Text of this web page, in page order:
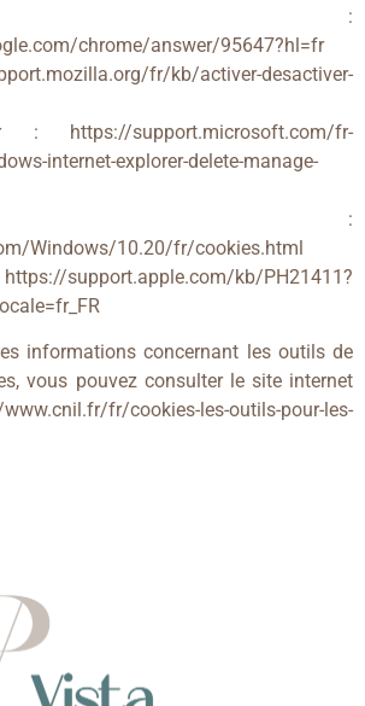
:
chrome/answer/95647?hl=fr
fr/kb/activer-desactiver-
: https://support.microsoft.com/fr-
internet-explorer-delete-manage-
:
Windows/10.20/fr/cookies.html
kb/PH21411?
informations concernant les outils de
vous pouvez consulter le site internet
fr/cookies-les-outils-pour-les-